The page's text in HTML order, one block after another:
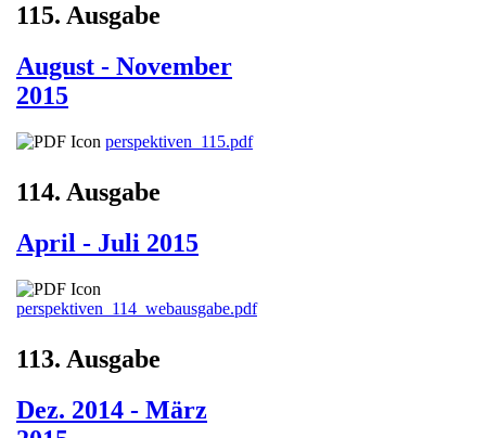
115. Ausgabe
August - November
2015
perspektiven_115.pdf
114. Ausgabe
April - Juli 2015
perspektiven_114_webausgabe.pdf
113. Ausgabe
Dez. 2014 - März